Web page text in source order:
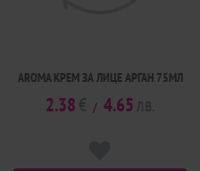
AROMA КРЕМ ЗА ЛИЦЕ АРГАН 75МЛ
2.38 / 4.65